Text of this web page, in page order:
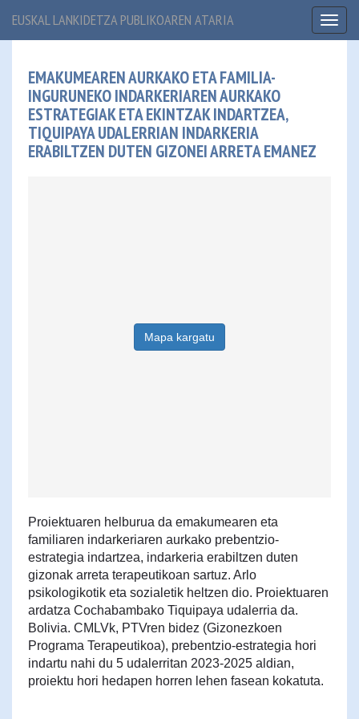
EUSKAL LANKIDETZA PUBLIKOAREN ATARIA
EMAKUMEAREN AURKAKO ETA FAMILIA-
INGURUNEKO INDARKERIAREN AURKAKO
ESTRATEGIAK ETA EKINTZAK INDARTZEA,
TIQUIPAYA UDALERRIAN INDARKERIA
ERABILTZEN DUTEN GIZONEI ARRETA EMANEZ
Mapa kargatu
Proiektuaren helburua da emakumearen eta
familiaren indarkeriaren aurkako prebentzio-
estrategia indartzea, indarkeria erabiltzen duten
gizonak arreta terapeutikoan sartuz. Arlo
psikologikotik eta sozialetik heltzen dio. Proiektuaren
ardatza Cochabambako Tiquipaya udalerria da.
Bolivia. CMLVk, PTVren bidez (Gizonezkoen
Programa Terapeutikoa), prebentzio-estrategia hori
indartu nahi du 5 udalerritan 2023-2025 aldian,
proiektu hori hedapen horren lehen fasean kokatuta.